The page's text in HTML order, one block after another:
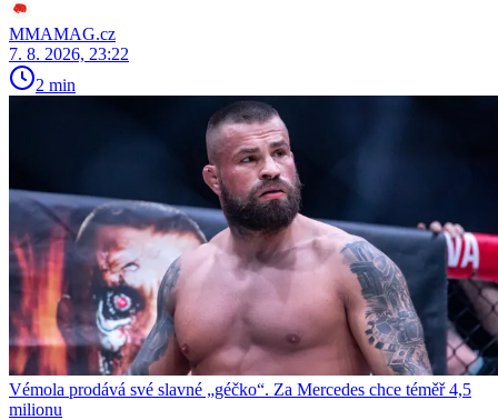
MMAMAG.cz
7. 8. 2026, 23:22
2 min
Vémola prodává své slavné „géčko“. Za Mercedes chce téměř 4,5
milionu